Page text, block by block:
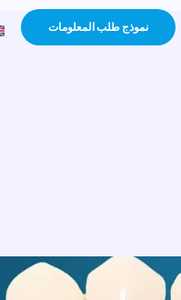
نموذج طلب المعلومات